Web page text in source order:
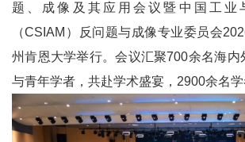
题、成像及其应用会议暨中国工业
（CSIAM）反问题与成像专业委员会
州肯恩大学举行。会议汇聚700余名海内
与青年学者，共赴学术盛宴，2900余名学